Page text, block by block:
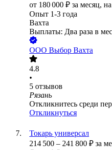
от 180 000 ₽ за месяц,
Опыт 1-3 года
Вахта
Выплаты: Два раза в
ООО Выбор Вахта
4.8
•
5 отзывов
Рязань
Откликнитесь среди
Откликнуться
Токарь универсал
214 500 – 241 800 ₽ за